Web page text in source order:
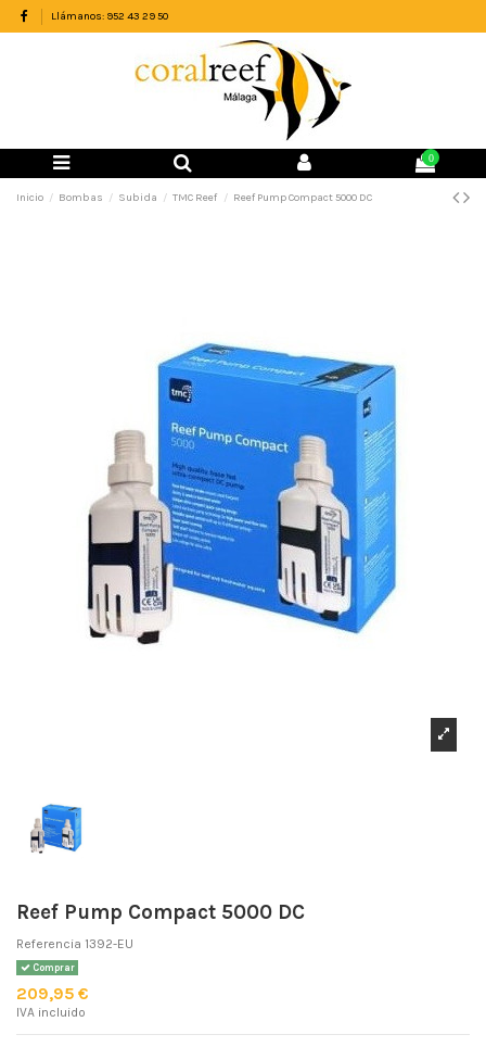
Llámanos: 952 43 29 50
0
Inicio Bombas Subida TMC Reef Reef Pump Compact 5000 DC
Reef Pump Compact 5000 DC
Referencia 1392-EU
Comprar
209,95 €
IVA incluido